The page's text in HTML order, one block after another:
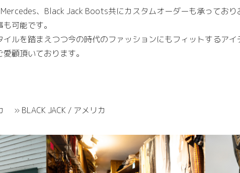
、Black Jack Boots共にカスタムオーダーも承ってお
可能です。
ルを踏まえつつ今の時代のファッションにもフィットするア
顧頂いております。
» BLACK JACK / アメリカ